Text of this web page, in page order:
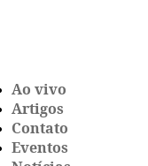
Ao vivo
Artigos
Contato
Eventos